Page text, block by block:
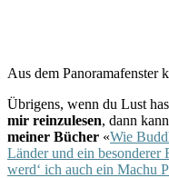
Aus dem Panoramafenster
Übrigens, wenn du Lust
mir reinzulesen, dann
meiner Bücher «Wie
Länder und ein besonderer
werd‘ ich auch ein Machu